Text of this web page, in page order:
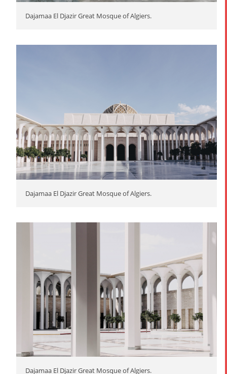
Dajamaa El Djazir Great Mosque of Algiers.
Dajamaa El Djazir Great Mosque of Algiers.
Dajamaa El Djazir Great Mosque of Algiers.